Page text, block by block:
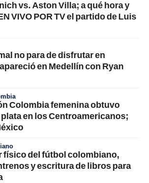
vs. Aston Villa; a qué hora y
VIVO POR TV el partido de Luis
no para de disfrutar en
en Medellín con Ryan
Colombia femenina obtuvo
en los Centroamericanos;
físico del fútbol colombiano,
y escritura de libros para